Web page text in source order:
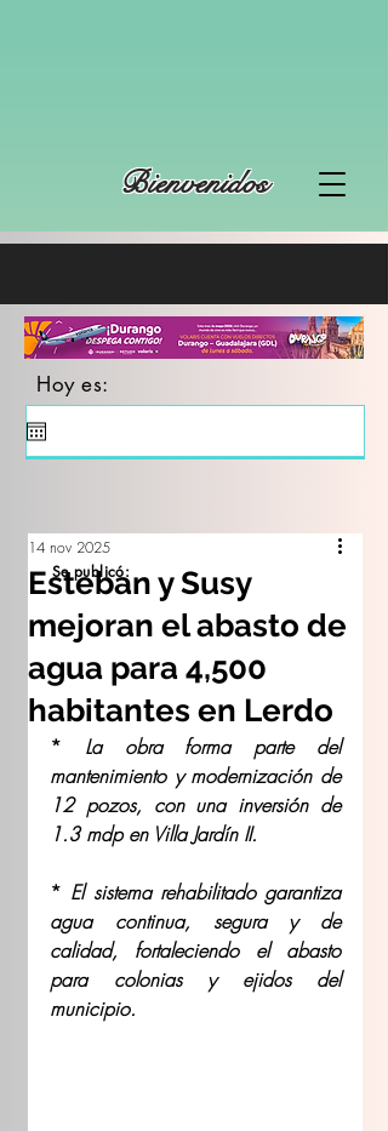
Bienvenidos
Hoy es:
Esteban y Susy
mejoran el abasto de
agua para 4,500
habitantes en Lerdo
14 nov 2025
* La obra forma parte del
mantenimiento y modernización de
12 pozos, con una inversión de
1.3 mdp en Villa Jardín II.
* El sistema rehabilitado garantiza
agua continua, segura y de
calidad, fortaleciendo el abasto
para colonias y ejidos del
municipio.
Se publicó: